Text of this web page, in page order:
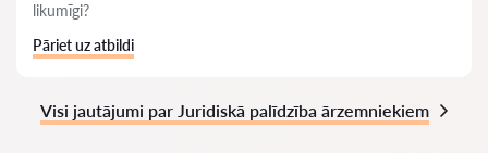
likumīgi?
Pāriet uz atbildi
Visi jautājumi par Juridiskā palīdzība ārzemniekiem